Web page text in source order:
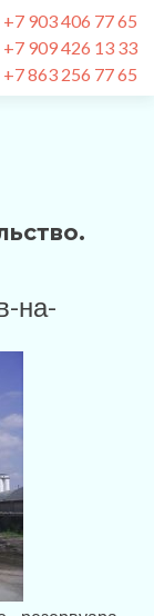
+7 903 406 77 65
+7 909 426 13 33
+7 863 256 77 65
СКРЫТЬ
на-